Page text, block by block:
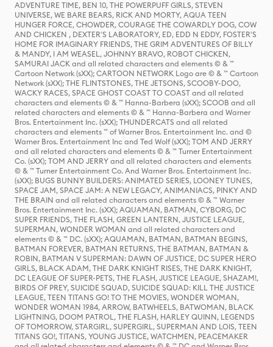
ADVENTURE TIME, BEN 10, THE POWERPUFF GIRLS, STEVEN
UNIVERSE, WE BARE BEARS, RICK AND MORTY, AQUA TEEN
HUNGER FORCE, CHOWDER, COURAGE THE COWARDLY DOG, COW
AND CHICKEN , DEXTER'S LABORATORY, ED, EDD N EDDY, FOSTER'S
HOME FOR IMAGINARY FRIENDS, THE GRIM ADVENTURES OF BILLY
& MANDY, I AM WEASEL, JOHNNY BRAVO, ROBOT CHICKEN,
SAMURAI JACK and all related characters and elements © & ™
Cartoon Network (sXX); CARTOON NETWORK Logo are © & ™ Cartoon
Network (sXX); THE FLINTSTONES, THE JETSONS, SCOOBY-DOO,
WACKY RACES, SPACE GHOST COAST TO COAST and all related
characters and elements © & ™ Hanna-Barbera (sXX); SCOOB and all
related characters and elements © & ™ Hanna-Barbera and Warner
Bros. Entertainment Inc. (sXX); THUNDERCATS and all related
characters and elements ™ of Warner Bros. Entertainment Inc. and ©
Warner Bros. Entertainment Inc and Ted Wolf (sXX); TOM AND JERRY
and all related characters and elements © & ™ Turner Entertainment
Co. (sXX); TOM AND JERRY and all related characters and elements
© & ™ Turner Entertainment Co. And Warner Bros. Entertainment Inc.
(sXX); BUGS BUNNY BUILDERS: ANIMATED SERIES, LOONEY TUNES,
SPACE JAM, SPACE JAM: A NEW LEGACY, ANIMANIACS, PINKY AND
THE BRAIN and all related characters and elements © & ™ Warner
Bros. Entertainment Inc. (sXX); AQUAMAN, BATMAN, CYBORG, DC
SUPER FRIENDS, THE FLASH, GREEN LANTERN, JUSTICE LEAGUE,
SUPERMAN, WONDER WOMAN and all related characters and
elements © & ™ DC. (sXX); AQUAMAN, BATMAN, BATMAN BEGINS,
BATMAN FOREVER, BATMAN RETURNS, THE BATMAN, BATMAN &
ROBIN, BATMAN V SUPERMAN: DAWN OF JUSTICE, DC SUPER HERO
GIRLS, BLACK ADAM, THE DARK KNIGHT RISES, THE DARK KNIGHT,
DC LEAGUE OF SUPER-PETS, THE FLASH, JUSTICE LEAGUE, SHAZAM!,
BIRDS OF PREY, SUICIDE SQUAD, SUICIDE SQUAD: KILL THE JUSTICE
LEAGUE, TEEN TITANS GO! TO THE MOVIES, WONDER WOMAN,
WONDER WOMAN 1984, ARROW, BATWHEELS, BATWOMAN, BLACK
LIGHTNING, DOOM PATROL, THE FLASH, HARLEY QUINN, LEGENDS
OF TOMORROW, STARGIRL, SUPERGIRL, SUPERMAN AND LOIS, TEEN
TITANS GO!, TITANS, YOUNG JUSTICE, WATCHMEN, PEACEMAKER